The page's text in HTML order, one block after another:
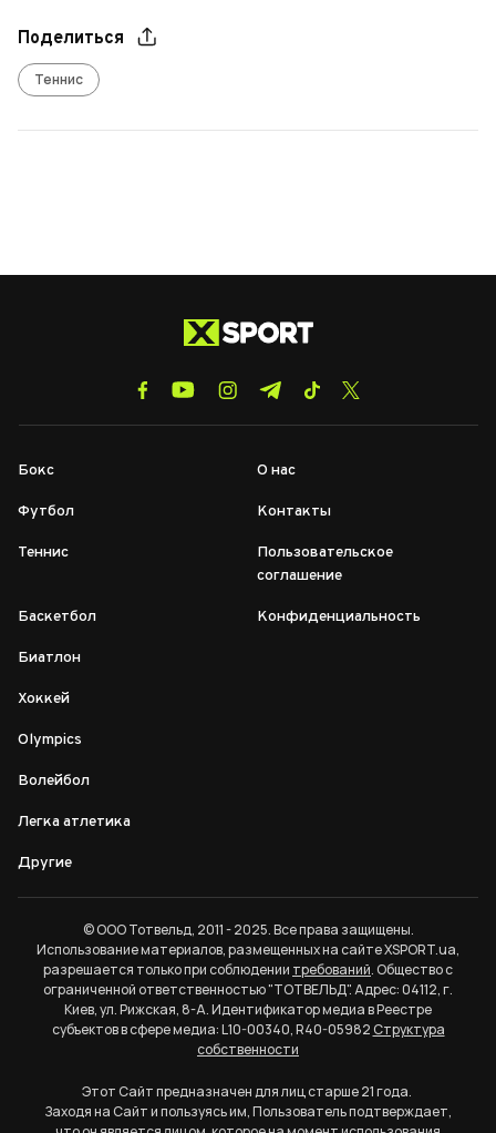
Поделиться
Теннис
Бокс
Футбол
Теннис
Баскетбол
Биатлон
Хоккей
Olympics
Волейбол
Легка атлетика
Другие
О нас
Контакты
Пользовательское
соглашение
Конфиденциальность
© ООО Тотвельд, 2011 - 2025. Все права защищены.
Использование материалов, размещенных на сайте XSPORT.ua,
разрешается только при соблюдении требований. Общество с
ограниченной ответственностью "ТОТВЕЛЬД". Адрес: 04112, г.
Киев, ул. Рижская, 8-А. Идентификатор медиа в Реестре
субъектов в сфере медиа: L10-00340, R40-05982Структура
собственности
Этот Сайт предназначен для лиц старше 21 года.
Заходя на Сайт и пользуясь им, Пользователь подтверждает,